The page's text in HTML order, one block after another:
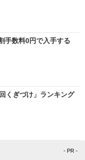
手数料0円で入手する
くぎづけ」ランキング
- PR -